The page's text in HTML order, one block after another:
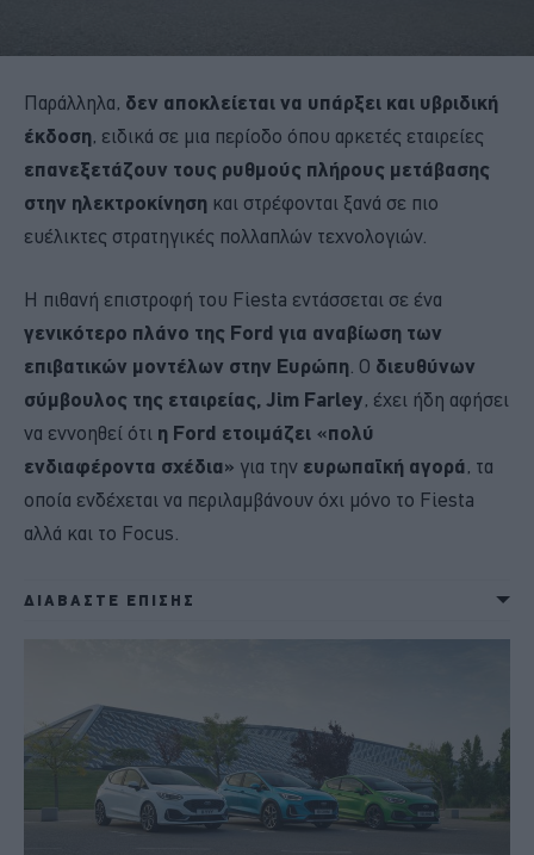
Παράλληλα, δεν αποκλείεται να υπάρξει και υβριδική
έκδοση, ειδικά σε μια περίοδο όπου αρκετές εταιρείες
επανεξετάζουν τους ρυθμούς πλήρους μετάβασης
στην ηλεκτροκίνηση και στρέφονται ξανά σε πιο
ευέλικτες στρατηγικές πολλαπλών τεχνολογιών.
Η πιθανή επιστροφή του Fiesta εντάσσεται σε ένα
γενικότερο πλάνο της Ford για αναβίωση των
επιβατικών μοντέλων στην Ευρώπη . Ο διευθύνων
σύμβουλος της εταιρείας, Jim Farley, έχει ήδη αφήσει
να εννοηθεί ότι η Ford ετοιμάζει «πολύ
ενδιαφέροντα σχέδια» για την ευρωπαϊκή αγορά, τα
οποία ενδέχεται να περιλαμβάνουν όχι μόνο το Fiesta
αλλά και το Focus.
ΔΙΑΒΑΣΤΕ ΕΠΙΣΗΣ